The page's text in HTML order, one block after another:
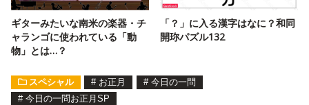
ギターみたいな南米の楽器・チ
ャランゴに使われている「動
物」とは…？
「？」に入る漢字はなに？和同
開珎パズル132
スペシャル # お正月 # 今日の一問
# 今日の一問お正月SP